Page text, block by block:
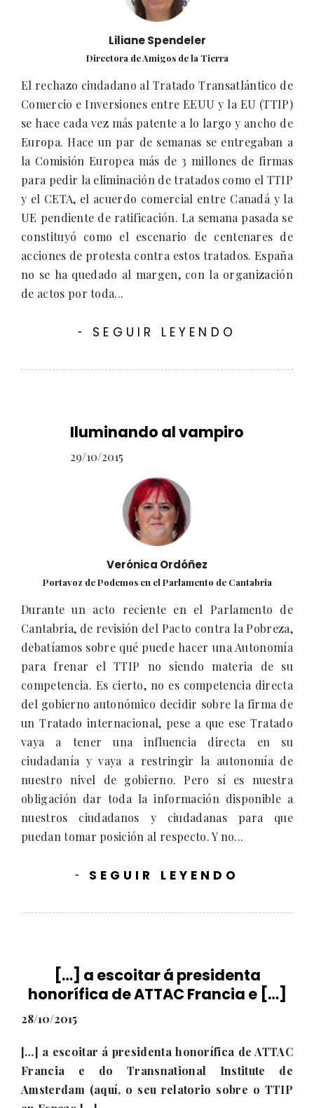
Liliane Spendeler
Directora de Amigos de la Tierra
El rechazo ciudadano al Tratado Transatlántico de
Comercio e Inversiones entre EEUU y la EU (TTIP)
se hace cada vez más patente a lo largo y ancho de
Europa. Hace un par de semanas se entregaban a
la Comisión Europea más de 3 millones de firmas
para pedir la eliminación de tratados como el TTIP
y el CETA, el acuerdo comercial entre Canadá y la
UE pendiente de ratificación. La semana pasada se
constituyó como el escenario de centenares de
acciones de protesta contra estos tratados. España
no se ha quedado al margen, con la organización
de actos por toda...
- SEGUIR LEYENDO
Iluminando al vampiro
29/10/2015
Verónica Ordóñez
Portavoz de Podemos en el Parlamento de Cantabria
Durante un acto reciente en el Parlamento de
Cantabria, de revisión del Pacto contra la Pobreza,
debatíamos sobre qué puede hacer una Autonomía
para frenar el TTIP no siendo materia de su
competencia. Es cierto, no es competencia directa
del gobierno autonómico decidir sobre la firma de
un Tratado internacional, pese a que ese Tratado
vaya a tener una influencia directa en su
ciudadanía y vaya a restringir la autonomía de
nuestro nivel de gobierno. Pero sí es nuestra
obligación dar toda la información disponible a
nuestros ciudadanos y ciudadanas para que
puedan tomar posición al respecto. Y no...
- SEGUIR LEYENDO
[…] a escoitar á presidenta
honorífica de ATTAC Francia e […]
28/10/2015
[…] a escoitar á presidenta honorífica de ATTAC
Francia e do Transnational Institute de
Amsterdam (aquí, o seu relatorio sobre o TTIP